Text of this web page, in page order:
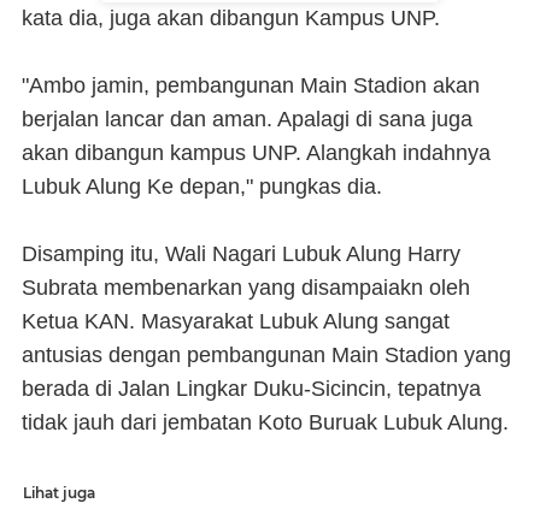
kata dia, juga akan dibangun Kampus UNP.
"Ambo jamin, pembangunan Main Stadion akan
berjalan lancar dan aman. Apalagi di sana juga
akan dibangun kampus UNP. Alangkah indahnya
Lubuk Alung Ke depan," pungkas dia.
Disamping itu, Wali Nagari Lubuk Alung Harry
Subrata membenarkan yang disampaiakn oleh
Ketua KAN. Masyarakat Lubuk Alung sangat
antusias dengan pembangunan Main Stadion yang
berada di Jalan Lingkar Duku-Sicincin, tepatnya
tidak jauh dari jembatan Koto Buruak Lubuk Alung.
Lihat juga